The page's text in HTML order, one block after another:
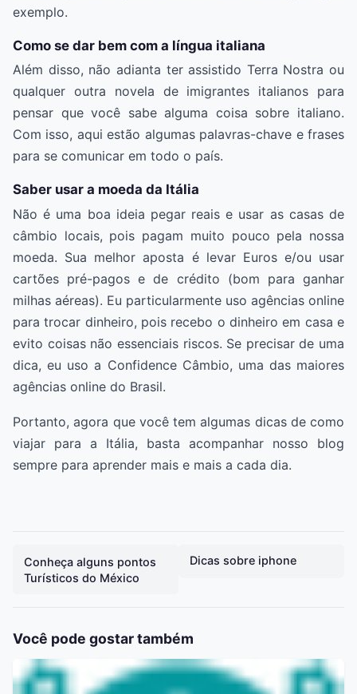
exemplo.
Como se dar bem com a língua italiana
Além disso, não adianta ter assistido Terra Nostra ou
qualquer outra novela de imigrantes italianos para
pensar que você sabe alguma coisa sobre italiano.
Com isso, aqui estão algumas palavras-chave e frases
para se comunicar em todo o país.
Saber usar a moeda da Itália
Não é uma boa ideia pegar reais e usar as casas de
câmbio locais, pois pagam muito pouco pela nossa
moeda. Sua melhor aposta é levar Euros e/ou usar
cartões pré-pagos e de crédito (bom para ganhar
milhas aéreas). Eu particularmente uso agências online
para trocar dinheiro, pois recebo o dinheiro em casa e
evito coisas não essenciais riscos. Se precisar de uma
dica, eu uso a Confidence Câmbio, uma das maiores
agências online do Brasil.
Portanto, agora que você tem algumas dicas de como
viajar para a Itália, basta acompanhar nosso blog
sempre para aprender mais e mais a cada dia.
Conheça alguns pontos
Turísticos do México
Dicas sobre iphone
Você pode gostar também